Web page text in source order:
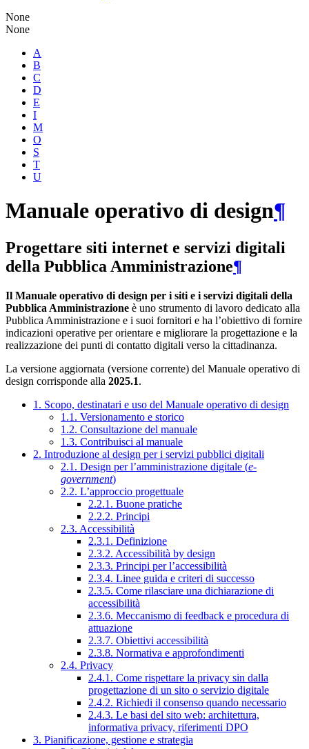
None
None
A
B
C
D
E
I
M
O
S
T
U
Manuale operativo di design¶
Progettare siti internet e servizi digitali
della Pubblica Amministrazione¶
Il Manuale operativo di design per i siti e i servizi digitali della
Pubblica Amministrazione è uno strumento di lavoro dedicato alla
Pubblica Amministrazione e i suoi fornitori e ha l’obiettivo di fornire
indicazioni operative per orientare e migliorare la progettazione e la
realizzazione dei punti di contatto digitali verso la cittadinanza.
La versione aggiornata (versione corrente) del Manuale operativo di
design corrisponde alla 2025.1.
1. Scopo, destinatari e uso del Manuale operativo di design
1.1. Versionamento e storico
1.2. Consultazione del manuale
1.3. Contribuisci al manuale
2. Introduzione al design per i servizi pubblici digitali
2.1. Design per l’amministrazione digitale (e-
government)
2.2. L’approccio progettuale
2.2.1. Buone pratiche
2.2.2. Principi
2.3. Accessibilità
2.3.1. Definizione
2.3.2. Accessibilità by design
2.3.3. Principi per l’accessibilità
2.3.4. Linee guida e criteri di successo
2.3.5. Come rilasciare una dichiarazione di
accessibilità
2.3.6. Meccanismo di feedback e procedura di
attuazione
2.3.7. Obiettivi accessibilità
2.3.8. Normativa e approfondimenti
2.4. Privacy
2.4.1. Come rispettare la privacy sin dalla
progettazione di un sito o servizio digitale
2.4.2. Richiedi il consenso quando necessario
2.4.3. Le basi del sito web: architettura,
informativa privacy, riferimenti DPO
3. Pianificazione, gestione e strategia